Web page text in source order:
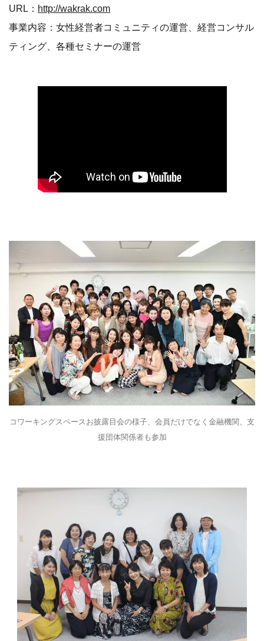
URL： http://wakrak.com
事業内容：女性経営者コミュニティの運営、経営コンサル
ティング、各種セミナーの運営
コワーキングスペースお披露目会の様子、会員だけでなく金融機関、支
援団体関係者も参加